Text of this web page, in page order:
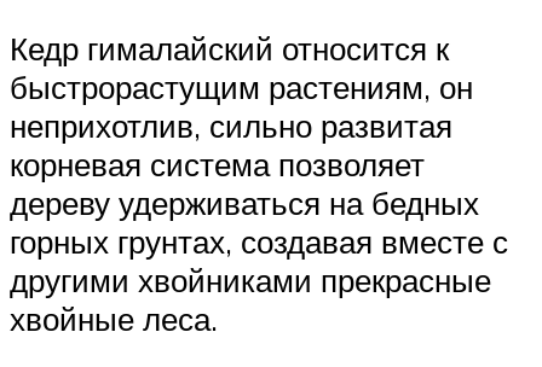
Кедр гималайский относится к
быстрорастущим растениям, он
неприхотлив, сильно развитая
корневая система позволяет
дереву удерживаться на бедных
горных грунтах, создавая вместе с
другими хвойниками прекрасные
хвойные леса.